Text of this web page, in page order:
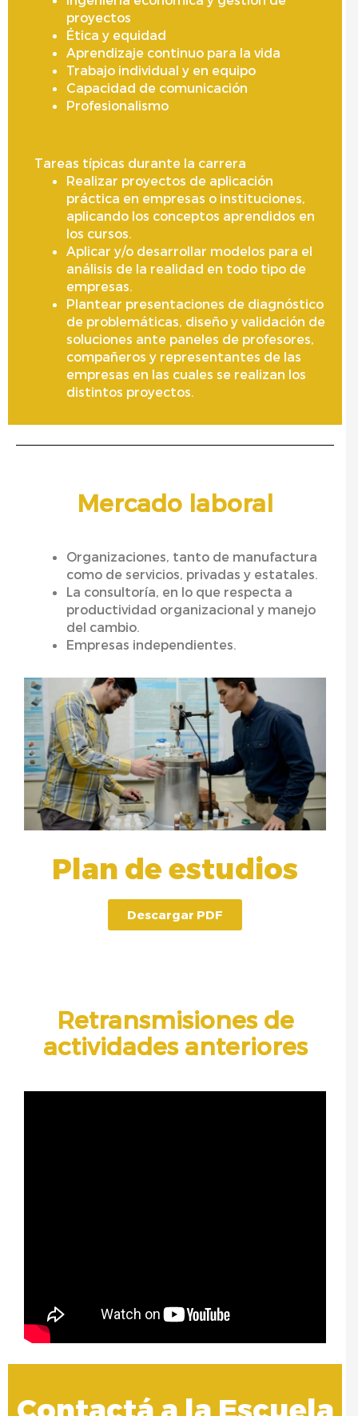
proyectos
Ética y equidad
Aprendizaje continuo para la vida
Trabajo individual y en equipo
Capacidad de comunicación
Profesionalismo
Tareas típicas durante la carrera
Realizar proyectos de aplicación
práctica en empresas o instituciones,
aplicando los conceptos aprendidos en
los cursos.
Aplicar y/o desarrollar modelos para el
análisis de la realidad en todo tipo de
empresas.
Plantear presentaciones de diagnóstico
de problemáticas, diseño y validación de
soluciones ante paneles de profesores,
compañeros y representantes de las
empresas en las cuales se realizan los
distintos proyectos.
Mercado laboral
Organizaciones, tanto de manufactura
como de servicios, privadas y estatales.
La consultoría, en lo que respecta a
productividad organizacional y manejo
del cambio.
Empresas independientes.
Plan de estudios
Descargar PDF
Retransmisiones de
actividades anteriores